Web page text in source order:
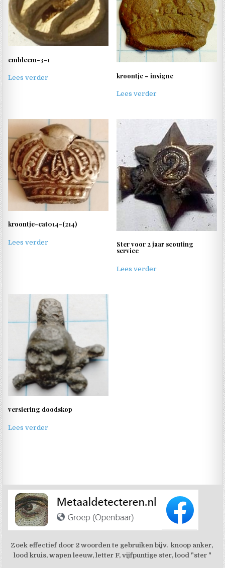
embleem-3-1
Lees verder kroontje – insigne
Lees verder
kroontje-cat014-(214)
Lees verder Ster voor 2 jaar scouting
service
Lees verder
versiering doodskop
Lees verder
Zoek effectief door 2 woorden te gebruiken bijv. knoop anker,
lood kruis, wapen leeuw, letter F, vijfpuntige ster, lood "ster "